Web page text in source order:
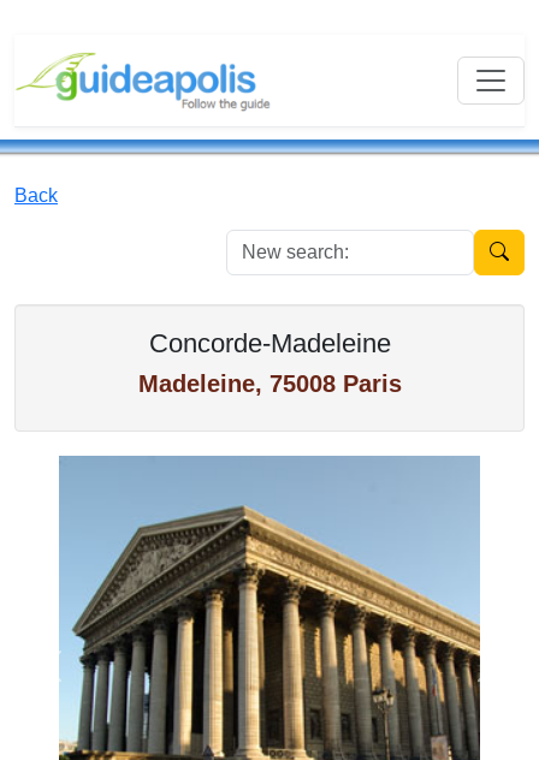
Back
New
Concorde-Madeleine
Madeleine, 75008 Paris
Previous